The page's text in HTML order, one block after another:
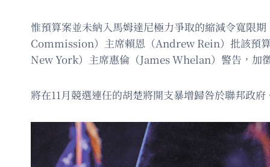
惟預算案並未納入馬姆達尼極力爭取的縮減令寬限
Commission）主席賴恩（Andrew Rein）批該預
New York）主席惠倫（James Whelan）警告，加
將在11月競選連任的胡楚將開支暴增歸咎於聯邦政